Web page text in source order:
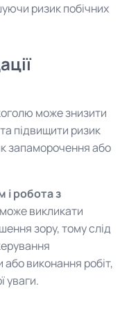
ризик побічних
може знизити
підвищити ризик
запаморочення або
і робота з
викликати
зору, тому слід
виконання робіт,
уваги.